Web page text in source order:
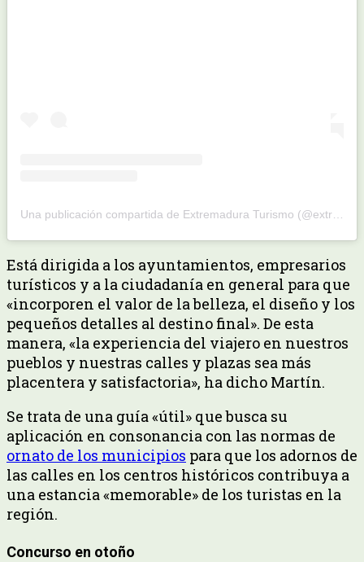
Una publicación compartida de Extremadura Turismo (@extremadura_tur)
Está dirigida a los ayuntamientos, empresarios
turísticos y a la ciudadanía en general para que
«incorporen el valor de la belleza, el diseño y los
pequeños detalles al destino final». De esta
manera, «la experiencia del viajero en nuestros
pueblos y nuestras calles y plazas sea más
placentera y satisfactoria», ha dicho Martín.
Se trata de una guía «útil» que busca su
aplicación en consonancia con las normas de
ornato de los municipios para que los adornos de
las calles en los centros históricos contribuya a
una estancia «memorable» de los turistas en la
región.
Concurso en otoño